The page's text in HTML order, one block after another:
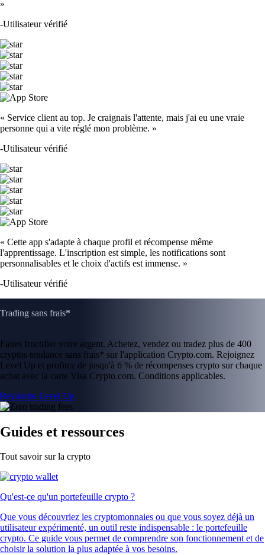
»
-Utilisateur vérifié
« Service client au top. Je craignais l'attente, mais j'ai eu une vraie
personne qui a vite réglé mon problème. »
-Utilisateur vérifié
« Cette app s'adapte à chaque profil et récompense même
l'apprentissage. L'inscription est simple, les notifications sont
personnalisables et le choix d'actifs est immense. »
-Utilisateur vérifié
Trading sans frais*
Faites fructifier votre argent. Achetez, vendez ou tradez plus de 400
cryptos tendance sans frais* sur l'application Crypto.com. Rejoignez
Level Up et profitez de jusqu'à 6 % de récompenses crypto sur chaque
achat avec la carte Visa Crypto.com. Conditions applicables.
Rejoindre Level Up
Guides et ressources
Tout savoir sur la crypto
Qu'est-ce qu'un portefeuille crypto ?
Que vous découvriez les cryptomonnaies ou que vous soyez déjà un
utilisateur expérimenté, un outil reste indispensable : le portefeuille
crypto. Ce guide vous permet de comprendre son fonctionnement et de
choisir la solution la plus adaptée à vos besoins.